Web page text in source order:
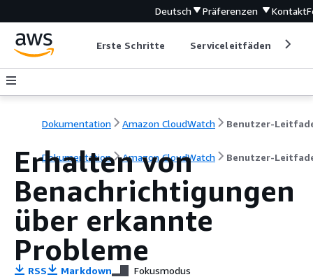
Deutsch Präferenzen Kontakt
Erste Schritte Serviceleitfäden
Dokumentation Amazon CloudWatch Benutzer-
Dokumentation Amazon CloudWatch Benutzer-
Erhalten von
Benachrichtigungen
über erkannte
Probleme
RSS Markdown Fokusmodus